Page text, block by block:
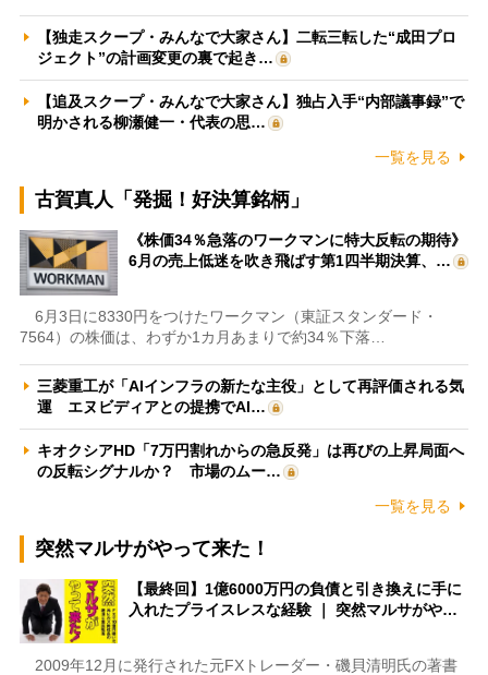
【独走スクープ・みんなで大家さん】二転三転した“成田プロ
ジェクト”の計画変更の裏で起き…
【追及スクープ・みんなで大家さん】独占入手“内部議事録”で
明かされる柳瀬健一・代表の思…
一覧を見る
古賀真人「発掘！好決算銘柄」
《株価34％急落のワークマンに特大反転の期待》
6月の売上低迷を吹き飛ばす第1四半期決算、…
6月3日に8330円をつけたワークマン（東証スタンダード・
7564）の株価は、わずか1カ月あまりで約34％下落…
三菱重工が「AIインフラの新たな主役」として再評価される気
運 エヌビディアとの提携でAI…
キオクシアHD「7万円割れからの急反発」は再びの上昇局面へ
の反転シグナルか？ 市場のムー…
一覧を見る
突然マルサがやって来た！
【最終回】1億6000万円の負債と引き換えに手に
入れたプライスレスな経験 ｜ 突然マルサがや…
2009年12月に発行された元FXトレーダー・磯貝清明氏の著書